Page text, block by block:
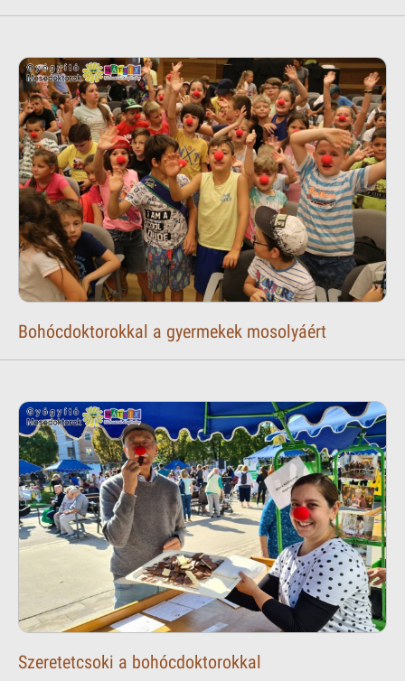
Bohócdoktorokkal a gyermekek mosolyáért
Szeretetcsoki a bohócdoktorokkal